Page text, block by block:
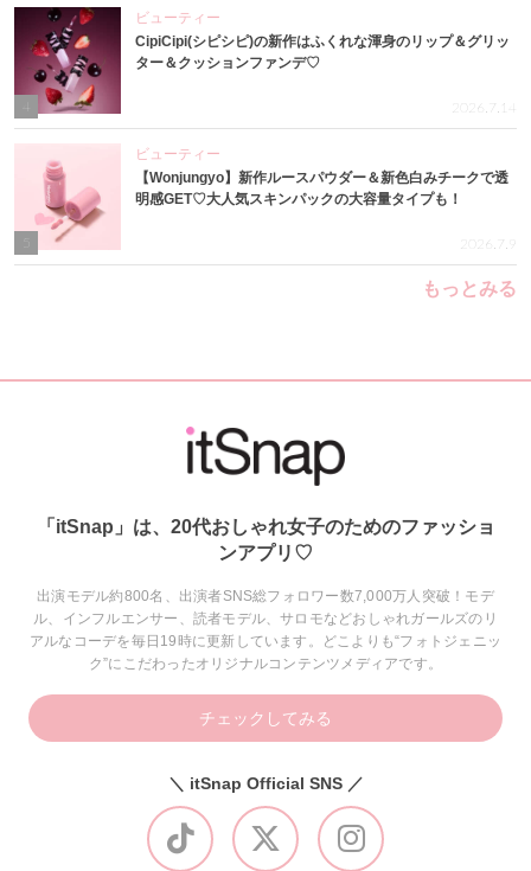
4
ビューティー
CipiCipi(シピシピ)の新作はふくれな渾身のリップ＆グリッ
ター＆クッションファンデ♡
2026.7.14
ビューティー
【Wonjungyo】新作ルースパウダー＆新色白みチークで透
明感GET♡大人気スキンパックの大容量タイプも！
2026.7.9
もっとみる
「itSnap」は、20代おしゃれ女子のためのファッショ
ンアプリ♡
出演モデル約800名、出演者SNS総フォロワー数7,000万人突破！モデ
ル、インフルエンサー、読者モデル、サロモなどおしゃれガールズのリ
アルなコーデを毎日19時に更新しています。どこよりも“フォトジェニッ
ク”にこだわったオリジナルコンテンツメディアです。
チェックしてみる
＼ itSnap Official SNS ／